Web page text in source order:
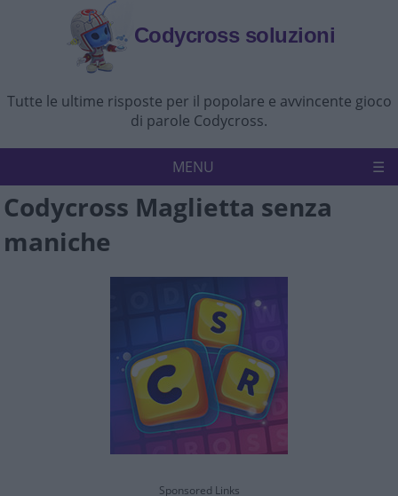
Codycross soluzioni
Tutte le ultime risposte per il popolare e avvincente gioco
di parole Codycross.
MENU
Codycross Politica sulla riservatezza
Disconoscimento
Codycross Maglietta senza
maniche
Sponsored Links